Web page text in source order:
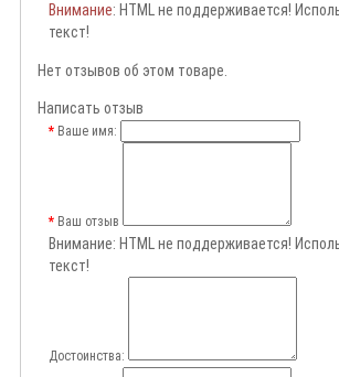
Внимание: HTML не поддерживается!
текст!
Нет отзывов об этом товаре.
Написать отзыв
Ваше имя:
Ваш отзыв
Внимание: HTML не поддерживается!
текст!
Достоинства: